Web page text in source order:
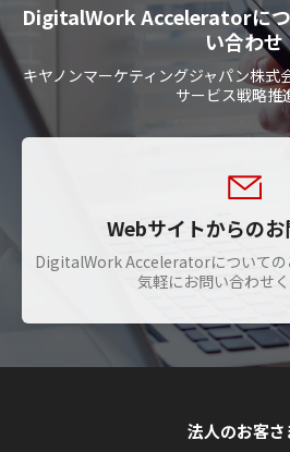
DigitalWork Acceleratorに
い合わせ
キヤノンマーケティングジャパン株式
サービス戦略推
Webサイトからの
DigitalWork Acceleratorについての
気軽にお問い合わせく
法人のお客さ